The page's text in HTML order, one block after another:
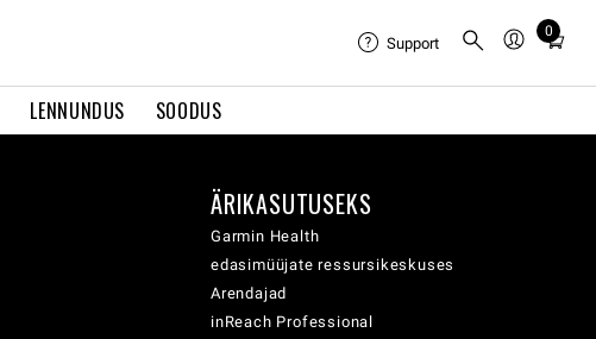
LENNUNDUS SOODUS
Support
0
Total
cart:
ÄRIKASUTUSEKS
Garmin Health
edasimüüjate ressursikeskuses
Arendajad
inReach Professional